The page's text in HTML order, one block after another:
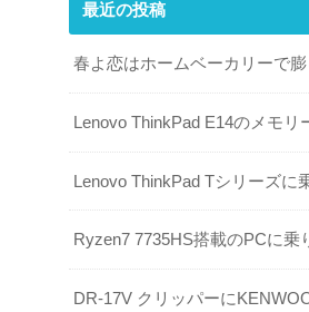
最近の投稿
春よ恋はホームベーカリーで
Lenovo ThinkPad E14のメモリ
Lenovo ThinkPad Tシリーズに
Ryzen7 7735HS搭載のPCに乗
DR-17V クリッパーに